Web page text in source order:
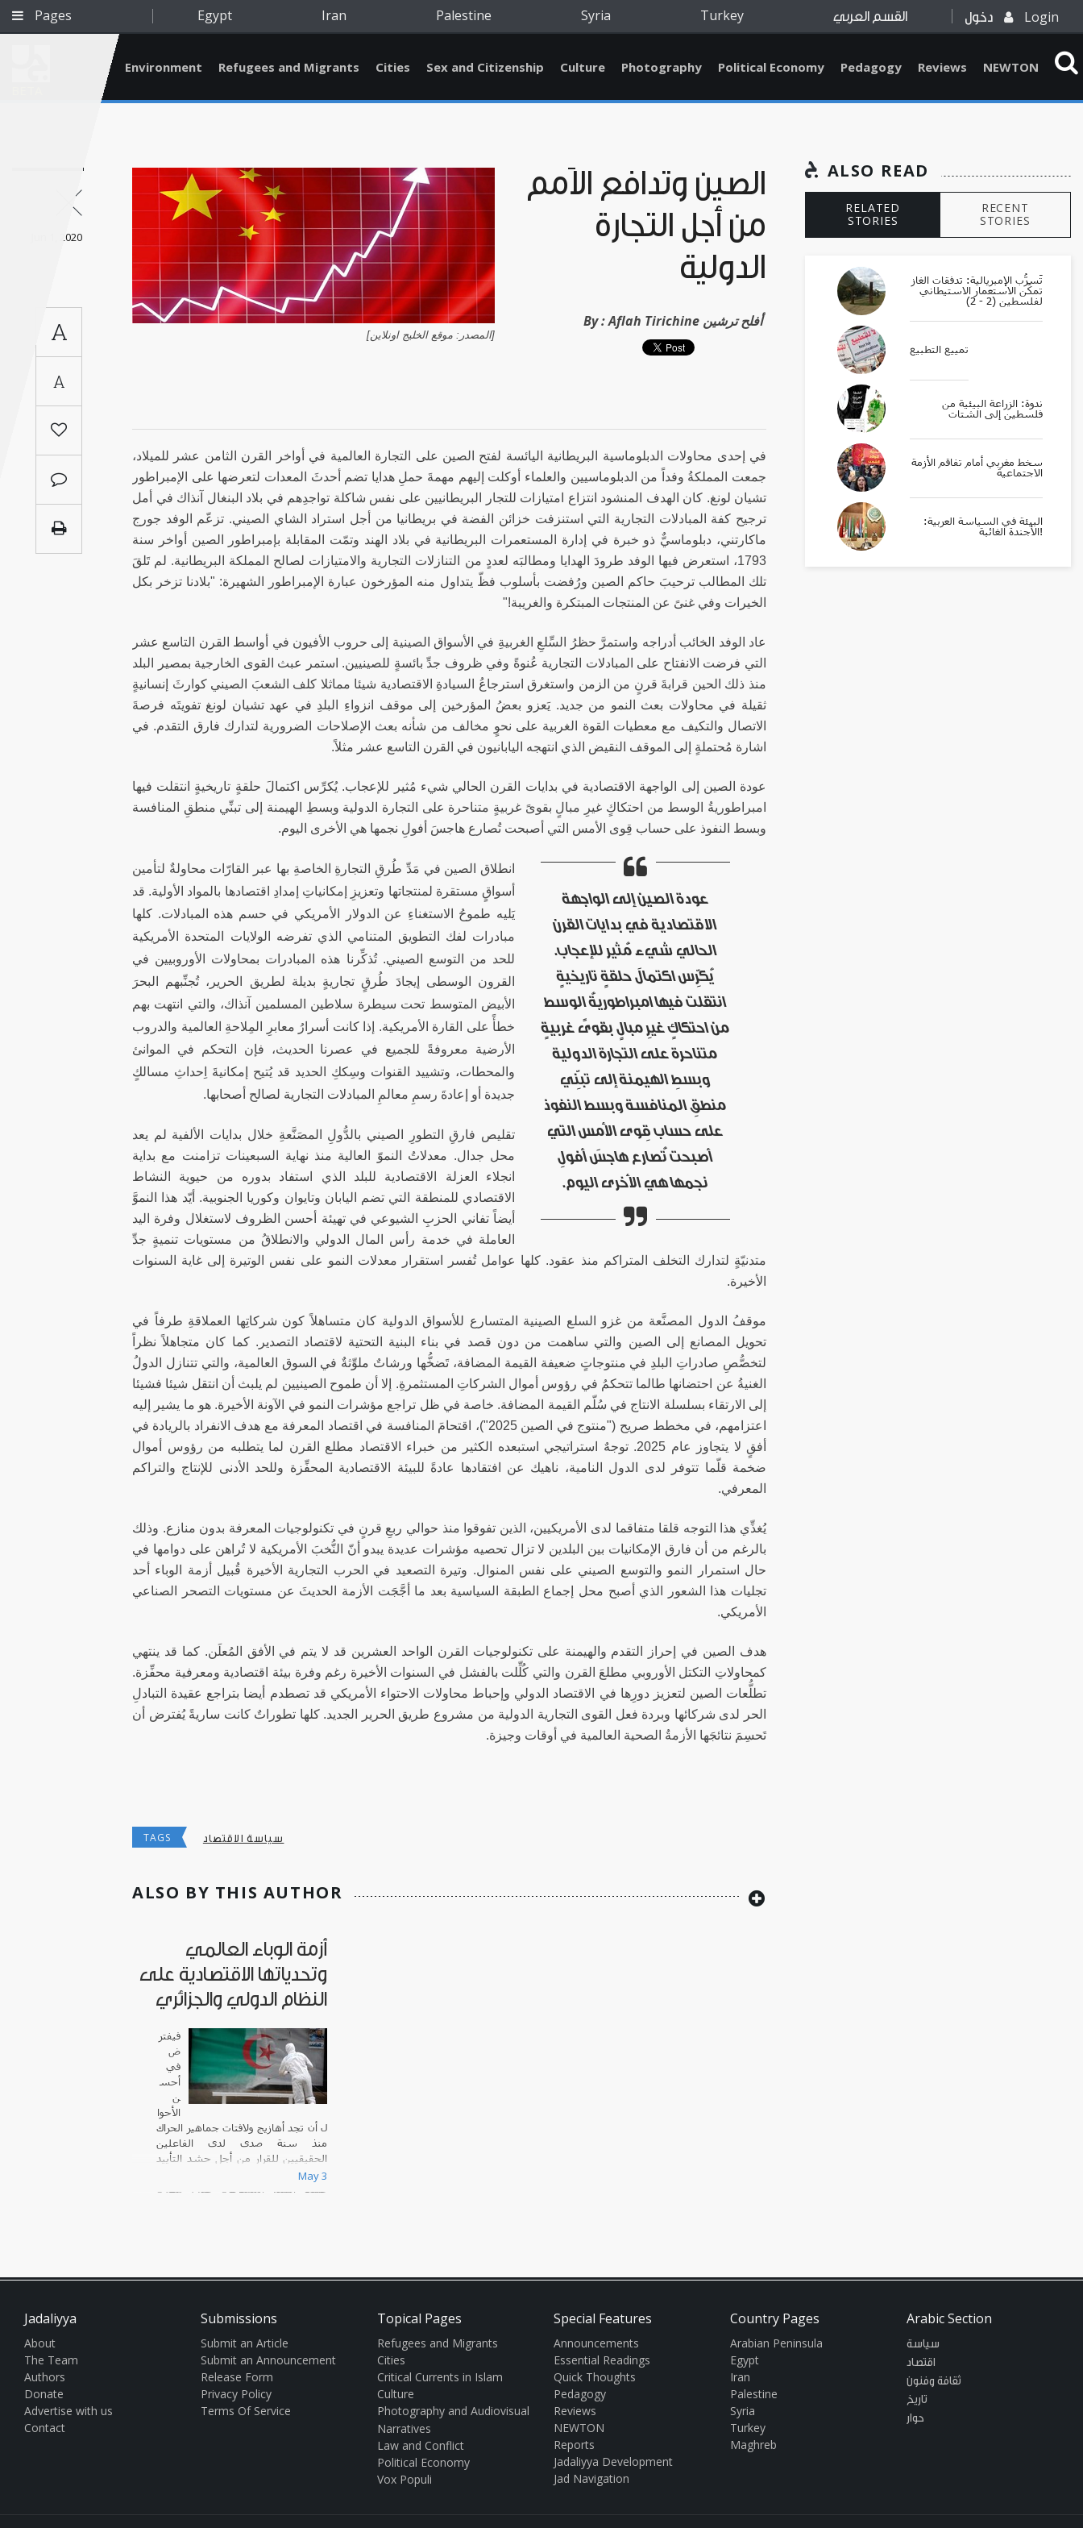
Pages Egypt Iran Palestine Syria Turkey القسم العربي دخول Login
Qatar
Tunisia
Turkey
Environment Refugees and Migrants Cities Sex and Citizenship Culture Photography Political Economy Pedagogy Reviews NEWTON
Jun 1, 2020
A
A
[المصدر: موقع الخليج اونلاين]
الصين وتدافع الأمم
من أجل التجارة
الدولية
By : Aflah Tirichine أفلح ترشين
في إحدى محاولات الدبلوماسية البريطانية اليائسة لفتح الصين على التجارة العالمية في أواخر القرن الثامن عشر للميلاد،
جمعت المملكةُ وفداً من الدبلوماسيين والعلماء أوكلت إليهم مهمةَ حملِ هدايا تضم أحدثَ المعدات لتعرضها على الإمبراطور
تشيان لونغ. كان الهدف المنشود انتزاع امتيازات للتجار البريطانيين على نفس شاكلة تواجدِهم في بلاد البنغال آنذاك في أمل
ترجيح كفة المبادلات التجارية التي استنزفت خزائن الفضة في بريطانيا من أجل استراد الشاي الصيني. تزعّم الوفد جورج
ماكارتني، دبلوماسيٌّ ذو خبرة في إدارة المستعمرات البريطانية في بلاد الهند وتمّت المقابلة بإمبراطور الصين أواخر سنة
1793، استعرض فيها الوفد طرودَ الهدايا ومطالبَه لعددٍ من التنازلات التجارية والامتيازات لصالح المملكة البريطانية. لم تَلقَ
تلك المطالب ترحيبَ حاكم الصين ورُفضت بأسلوب فظّ يتداول منه المؤرخون عبارة الإمبراطور الشهيرة: "بلادنا تزخر بكل
الخيرات وفي غنىً عن المنتجات المبتكرة والغريبة!"
عاد الوفد الخائب أدراجه واستمرَّ حظرُ السِّلعِ الغربيةِ في الأسواق الصينية إلى حروب الأفيون في أواسط القرن التاسع عشر
التي فرضت الانفتاح على المبادلات التجارية عُنوةً وفي ظروف جدِّ بائسةٍ للصينيين. استمر عبث القوى الخارجية بمصير البلد
منذ ذلك الحين قرابةَ قرنٍ من الزمن واستغرق استرجاعُ السيادةِ الاقتصادية شيئا مماثلا كلف الشعبَ الصيني كوارثَ إنسانيةٍ
ثقيلة في محاولات بعث النمو من جديد. يَعزو بعضُ المؤرخين إلى موقف انزواءِ البلدِ في عهد تشيان لونغ تفويتَه فرصةَ
الاتصال والتكيف مع معطيات القوة الغربية على نحوٍ مخالف من شأنه بعث الإصلاحات الضرورية لتدارك فارق التقدم. في
اشارة مُحتملةٍ إلى الموقف النقيض الذي انتهجه اليابانيون في القرن التاسع عشر مثلاً.
عودة الصين إلى الواجهة الاقتصادية في بدايات القرن الحالي شيء مُثير للإعجاب. يُكرِّس اكتمالَ حلقةٍ تاريخيةٍ انتقلت فيها
امبراطوريةُ الوسط من احتكاكٍ غيرِ مبالٍ بقوىً غربيةٍ متناحرة على التجارة الدولية وبسطِ الهيمنة إلى تبنِّي منطقِ المنافسة
وبسط النفوذ على حساب قِوى الأمس التي أصبحت تُصارع هاجسَ أفولِ نجمها هي الأخرى اليوم.
عودة الصين إلى الواجهة
الاقتصادية في بدايات القرن
الحالي شيء مُثير للإعجاب.
يُكرِّس اكتمالَ حلقةٍ تاريخيةٍ
انتقلت فيها امبراطوريةُ الوسط
من احتكاكٍ غيرِ مبالٍ بقوىً غربيةٍ
متناحرة على التجارة الدولية
وبسطِ الهيمنة إلى تبنِّي
منطقِ المنافسة وبسط النفوذ
على حساب قِوى الأمس التي
أصبحت تُصارع هاجسَ أفولِ
نجمها هي الأخرى اليوم.
انطلاق الصين في مَدِّ طُرقِ التجارةِ الخاصةِ بها عبر القارّات محاولةٌ لتأمين
أسواقٍ مستقرة لمنتجاتها وتعزيزِ إمكانياتِ إمدادِ اقتصادها بالمواد الأولية. قد
يَليه طموحُ الاستغناءِ عن الدولار الأمريكي في حسم هذه المبادلات. كلها
مبادرات لفك التطويق المتنامي الذي تفرضه الولايات المتحدة الأمريكية
للحد من التوسع الصيني. تُذكِّرنا هذه المبادرات بمحاولات الأوروبيين في
القرون الوسطى إيجادَ طُرقٍ تجاريةٍ بديلة لطريق الحرير، تُجنِّبهم البحرَ
الأبيض المتوسط تحت سيطرة سلاطين المسلمين آنذاك، والتي انتهت بهم
خطأً على القارة الأمريكية. إذا كانت أسرارُ معابرِ المِلاحةِ العالمية والدروب
الأرضية معروفةً للجميع في عصرنا الحديث، فإن التحكم في الموانئ
والمحطات، وتشييد القنوات وسِككِ الحديد قد يُتيح إمكانيةَ اِحداثِ مسالكٍ
جديدة أو إعادةَ رسمِ معالمِ المبادلات التجارية لصالح أصحابها.
تقليص فارقِ التطورِ الصيني بالدُّولِ المصَنَّعةِ خلال بدايات الألفية لم يعد
محل جدال. معدلاتُ النموّ العالية منذ نهاية السبعينات تزامنت مع بداية
انجلاء العزلة الاقتصادية للبلد الذي استفاد بدوره من حيوية النشاط
الاقتصادي للمنطقة التي تضم اليابان وتايوان وكوريا الجنوبية. أيّد هذا النموَّ
أيضاً تفاني الحزبِ الشيوعي في تهيئة أحسن الظروف لاستغلال وفرة اليد
العاملة في خدمة رأس المال الدولي والانطلاقُ من مستويات تنميةٍ جدِّ
متدنيّةٍ لتدارك التخلف المتراكم منذ عقود. كلها عوامل تُفسر استقرار معدلات النمو على نفس الوتيرة إلى غاية السنوات
الأخيرة.
موقفُ الدول المصنَّعة من غزو السلع الصينية المتسارع للأسواق الدولية كان متساهلاً كون شركاتِها العملاقةِ طرفاً في
تحويل المصانع إلى الصين والتي ساهمت من دون قصد في بناء البنية التحتية لاقتصاد التصدير. كما كان متجاهلاً نظراً
لتخصُّصِ صادراتِ البلدِ في منتوجاتٍ ضعيفة القيمة المضافة، تَضخُّها ورشاتٌ ملوِّثةٌ في السوق العالمية، والتي تتنازل الدولُ
الغنيةُ عن احتضانها طالما تتحكمُ في رؤوس أموال الشركاتِ المستثمرةِ. إلا أن طموح الصينيين لم يلبث أن انتقل شيئا فشيئا
إلى الارتقاء بسلسلة الانتاج في سُلّم القيمة المضافة. خاصة في ظل تراجع مؤشرات النمو في الآونة الأخيرة. هو ما يشير إليه
اعتزامهم، في مخطط صريح ("منتوج في الصين 2025")، اقتحامَ المنافسة في اقتصاد المعرفة مع هدف الانفراد بالريادة في
أفقٍ لا يتجاوز عام 2025. توجهٌ استراتيجي استبعده الكثير من خبراء الاقتصاد مطلع القرن لما يتطلبه من رؤوس أموال
ضخمة قلّما تتوفر لدى الدول النامية، ناهيك عن افتقادها عادةً للبيئة الاقتصادية المحفِّزة وللحد الأدنى للإنتاج والتراكم
المعرفي.
يُغذِّي هذا التوجه قلقا متفاقما لدى الأمريكيين، الذين تفوقوا منذ حوالي ربعِ قرنٍ في تكنولوجيات المعرفة بدون منازع. وذلك
بالرغم من أن فارق الإمكانيات بين البلدين لا تزال تحصيه مؤشرات عديدة يبدو أنّ النُّخبَ الأمريكية لا تُراهن على دوامها في
حال استمرار النمو والتوسع الصيني على نفس المنوال. وتيرة التصعيد في الحرب التجارية الأخيرة قُبيل أزمة الوباء أحد
تجليات هذا الشعور الذي أصبح محل إجماع الطبقة السياسية بعد ما أجَّجَت الأزمة الحديثَ عن مستويات التصحر الصناعي
الأمريكي.
هدف الصين في إحراز التقدم والهيمنة على تكنولوجيات القرن الواحد العشرين قد لا يتم في الأفق المُعلَن. كما قد ينتهي
كمحاولاتِ التكتل الأوروبي مطلعَ القرن والتي كُلِّلت بالفشل في السنوات الأخيرة رغم وفرة بيئة اقتصادية ومعرفية محفِّزة.
تطلُّعات الصين لتعزيز دورِها في الاقتصاد الدولي وإحباط محاولات الاحتواء الأمريكي قد تصطدم أيضا بتراجع عقيدة التبادلِ
الحر لدى شركائها وبردة فعل القوى التجارية الدولية من مشروع طريق الحرير الجديد. كلها تطوراتٌ كانت ساريةً يُفترض أن
تَحسِمَ نتائجَها الأزمةُ الصحية العالمية في أوقات وجيزة.
TAGS سياسة الاقتصاد
ALSO BY THIS AUTHOR
أزمة الوباء العالمي
وتحدياتها الاقتصادية على
النظام الدولي والجزائري
فيفتر
ض
في
أحس
ن
الأحوا
ل أن تجد أهازيج ولافتات جماهير الحراك
منذ سنة صدى لدى الفاعلين
الحقيقيين للقرار من أجل حشد التأييد
اللازم للقرارات المصيرية التي يُقبل
May 3
ALSO READ
RELATED
STORIES
RECENT
STORIES
تَسرُّب الإمبريالية: تدفقات الغاز
تمكّن الاستعمار الاستيطاني
لفلسطين (2 - 2)
تمييع التطبيع
ندوة: الزراعة البيئية من
فلسطين إلى الشتات
سخط مغربي أمام تفاقم الأزمة
الاجتماعية
البيئة في السياسة العربية:
الأجندة الغائبة!
Jadaliyya
About
The Team
Authors
Donate
Advertise with us
Contact
Submissions
Submit an Article
Submit an Announcement
Release Form
Privacy Policy
Terms Of Service
Topical Pages
Refugees and Migrants
Cities
Critical Currents in Islam
Culture
Photography and Audiovisual
Narratives
Law and Conflict
Political Economy
Vox Populi
Special Features
Announcements
Essential Readings
Quick Thoughts
Pedagogy
Reviews
NEWTON
Reports
Jadaliyya Development
Jad Navigation
Country Pages
Arabian Peninsula
Egypt
Iran
Palestine
Syria
Turkey
Maghreb
Arabic Section
سياسة
اقتصاد
ثقافة وفنون
تاريخ
حوار